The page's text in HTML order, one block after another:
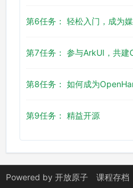
第6任务： 轻松入门，成为
第7任务： 参与ArkUI，共
第8任务： 如何成为
第9任务： 精益开源
Powered by 开放原子
课程存档